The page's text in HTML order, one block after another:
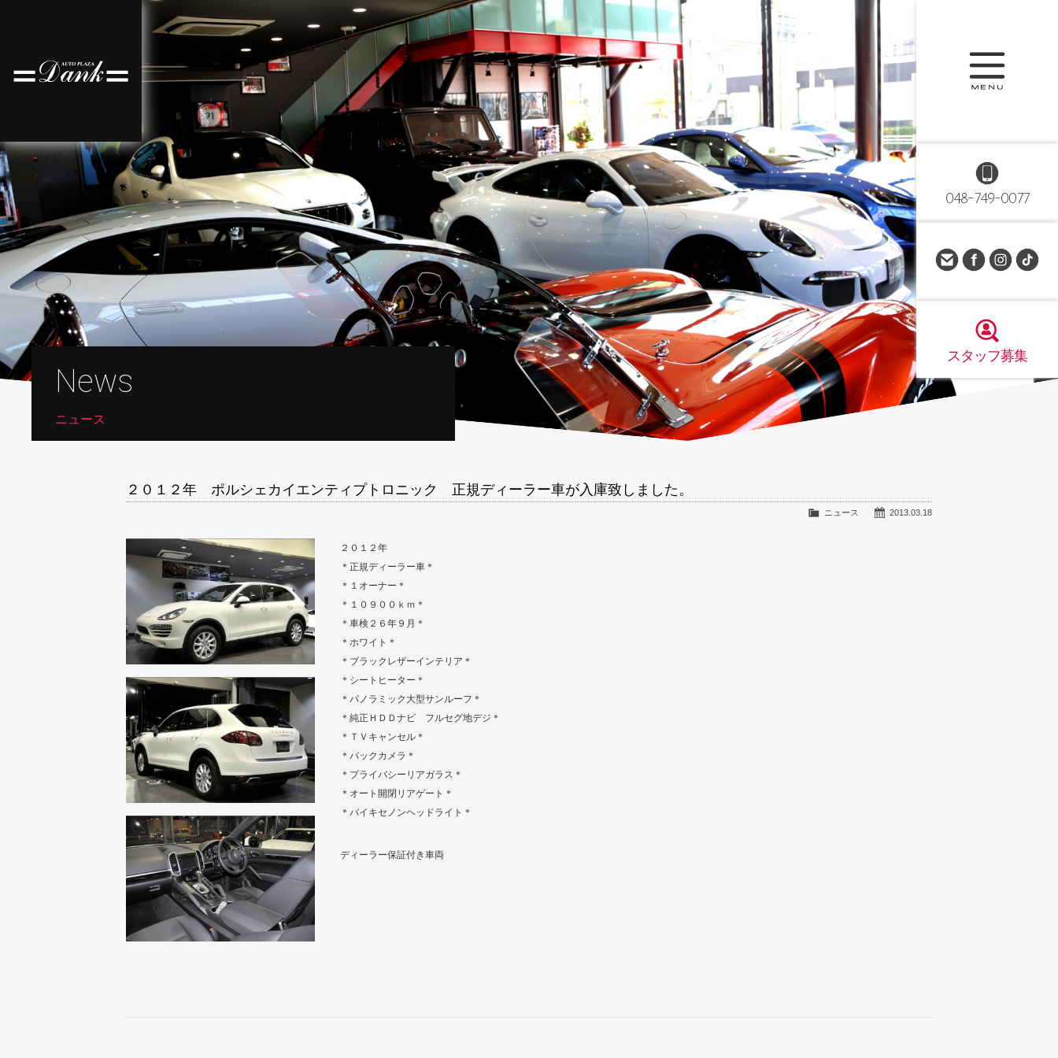
048-749-0077
スタッフ募集
News
ニュース
２０１２年 ポルシェカイエンティプトロニック 正規ディーラー車が入庫致しました。
2013.03.18
ニュース
２０１２年
＊正規ディーラー車＊
＊１オーナー＊
＊１０９００ｋｍ＊
＊車検２６年９月＊
＊ホワイト＊
＊ブラックレザーインテリア＊
＊シートヒーター＊
＊パノラミック大型サンルーフ＊
＊純正ＨＤＤナビ フルセグ地デジ＊
＊ＴＶキャンセル＊
＊バックカメラ＊
＊プライバシーリアガラス＊
＊オート開閉リアゲート＊
＊バイキセノンヘッドライト＊
ディーラー保証付き車両